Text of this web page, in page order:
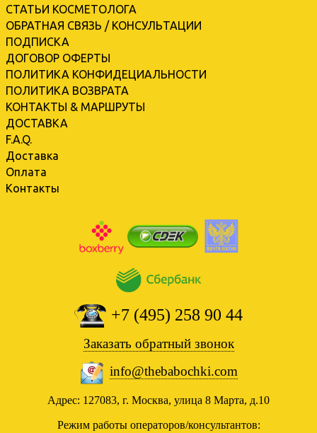
СТАТЬИ КОСМЕТОЛОГА
ОБРАТНАЯ СВЯЗЬ / КОНСУЛЬТАЦИИ
ПОДПИСКА
ДОГОВОР ОФЕРТЫ
ПОЛИТИКА КОНФИДЕЦИАЛЬНОСТИ
ПОЛИТИКА ВОЗВРАТА
КОНТАКТЫ & МАРШРУТЫ
ДОСТАВКА
F.A.Q.
Доставка
Оплата
Контакты
+7 (495) 258 90 44
Заказать обратный звонок
info@thebabochki.com
Адрес: 127083, г. Москва, улица 8 Марта, д.10
Режим работы операторов/консультантов: